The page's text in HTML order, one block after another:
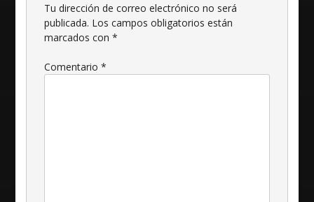
Tu dirección de correo electrónico no será
publicada. Los campos obligatorios están
marcados con*
Comentario*